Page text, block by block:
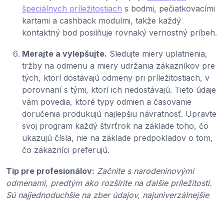
špeciálnych príležitostiach s bodmi, pečiatkovacími
kartami a cashback modulmi, takže každý
kontaktný bod posilňuje rovnaký vernostný príbeh.
Merajte a vylepšujte. Sledujte miery uplatnenia,
tržby na odmenu a miery udržania zákazníkov pre
tých, ktorí dostávajú odmeny pri príležitostiach, v
porovnaní s tými, ktorí ich nedostávajú. Tieto údaje
vám povedia, ktoré typy odmien a časovanie
doručenia produkujú najlepšiu návratnosť. Upravte
svoj program každý štvrťrok na základe toho, čo
ukazujú čísla, nie na základe predpokladov o tom,
čo zákazníci preferujú.
Tip pre profesionálov: Začnite s narodeninovými
odmenami, predtým ako rozšírite na ďalšie príležitosti.
Sú najjednoduchšie na zber údajov, najuniverzálnejšie